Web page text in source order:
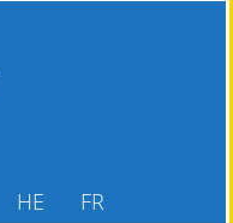
HE FR